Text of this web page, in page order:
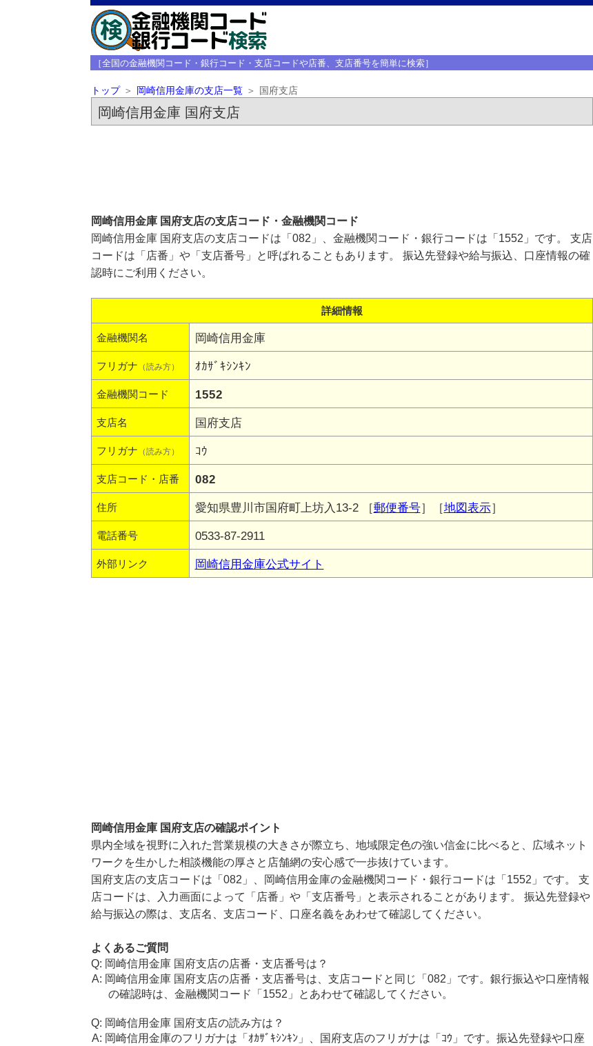
［全国の金融機関コード・銀行コード・支店コードや店番、支店番号を簡単に検索］
トップ 岡崎信用金庫の支店一覧 国府支店
岡崎信用金庫 国府支店
岡崎信用金庫 国府支店の支店コード・金融機関コード
岡崎信用金庫 国府支店の支店コードは「082」、金融機関コード・銀行コードは「1552」です。 支店
コードは「店番」や「支店番号」と呼ばれることもあります。 振込先登録や給与振込、口座情報の確
認時にご利用ください。
詳細情報
金融機関名 岡崎信用金庫
フリガナ （読み方） ｵｶｻﾞｷｼﾝｷﾝ
金融機関コード 1552
支店名 国府支店
フリガナ （読み方） ｺｳ
支店コード・店番 082
住所 愛知県豊川市国府町上坊入13-2 ［郵便番号］［地図表示］
電話番号 0533-87-2911
外部リンク 岡崎信用金庫公式サイト
岡崎信用金庫 国府支店の確認ポイント
県内全域を視野に入れた営業規模の大きさが際立ち、地域限定色の強い信金に比べると、広域ネット
ワークを生かした相談機能の厚さと店舗網の安心感で一歩抜けています。
国府支店の支店コードは「082」、岡崎信用金庫の金融機関コード・銀行コードは「1552」です。 支
店コードは、入力画面によって「店番」や「支店番号」と表示されることがあります。 振込先登録や
給与振込の際は、支店名、支店コード、口座名義をあわせて確認してください。
よくあるご質問
岡崎信用金庫 国府支店の店番・支店番号は？
岡崎信用金庫 国府支店の店番・支店番号は、支店コードと同じ「082」です。銀行振込や口座情報
の確認時は、金融機関コード「1552」とあわせて確認してください。
岡崎信用金庫 国府支店の読み方は？
岡崎信用金庫のフリガナは「ｵｶｻﾞｷｼﾝｷﾝ」、国府支店のフリガナは「ｺｳ」です。振込先登録や口座